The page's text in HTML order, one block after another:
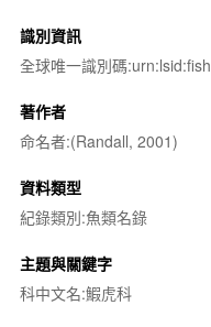
識別資訊
全球唯一識別碼
著作者
命名者:(Randall, 2001)
資料類型
紀錄類別:魚類名錄
主題與關鍵字
科中文名:鰕虎科